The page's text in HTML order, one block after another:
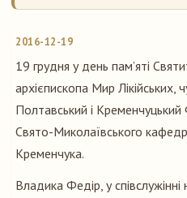
2016-12-19
19 грудня у день пам’яті
архієпископа Мир Лікійських,
Полтавський і
Свято-Миколаївського
Кременчука.
Владика Федір, у